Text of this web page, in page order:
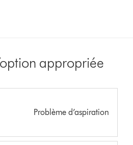
appropriée
Problème d’aspiration